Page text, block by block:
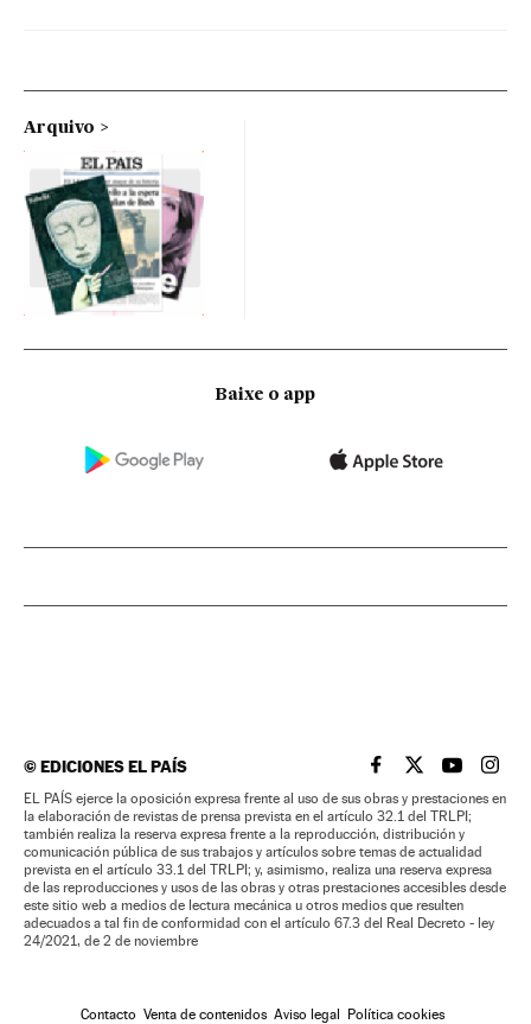
Arquivo
Baixe o app
©EDICIONES EL PAÍS EL PAÍS BRASIL EN
EL PAÍSEL PAÍS
EL
EL PAÍS ejerce la oposición expresa frente al uso de sus obras y prestaciones en
la elaboración de revistas de prensa prevista en el artículo 32.1 del TRLPI;
también realiza la reserva expresa frente a la reproducción, distribución y
comunicación pública de sus trabajos y artículos sobre temas de actualidad
prevista en el artículo 33.1 del TRLPI; y, asimismo, realiza una reserva expresa
de las reproducciones y usos de las obras y otras prestaciones accesibles desde
este sitio web a medios de lectura mecánica u otros medios que resulten
adecuados a tal fin de conformidad con el artículo 67.3 del Real Decreto - ley
24/2021, de 2 de noviembre
Contacto Venta de contenidos Aviso legal Política cookies